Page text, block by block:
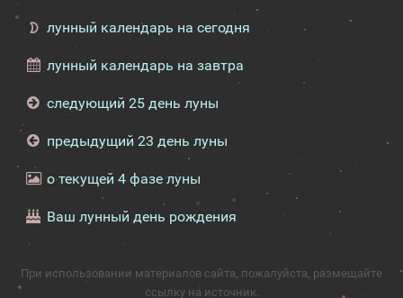
лунный календарь на сегодня
лунный календарь на завтра
следующий 25 день луны
предыдущий 23 день луны
о текущей 4 фазе луны
Ваш лунный день рождения
При использовании материалов сайта, пожалуйста, размещайте
ссылку на источник.